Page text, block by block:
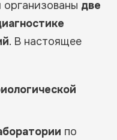
две
. В настоящее
по